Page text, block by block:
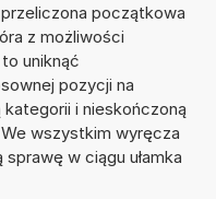
początkowa
z możliwości
uniknąć
pozycji na
kategorii i nieskończoną
wszystkim wyręcza
sprawę w ciągu ułamka